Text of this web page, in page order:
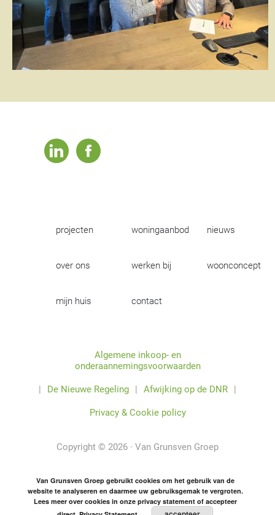
linkedinfacebook
projecten woningaanbod nieuws
over ons werken bij woonconcept
mijn huis contact
Algemene inkoop- en
onderaannemingsvoorwaarden
| De Nieuwe Regeling | Afwijking op de DNR |
Privacy & Cookie policy
Copyright © 2026 · Van Grunsven Groep
Van Grunsven Groep gebruikt cookies om het gebruik van de
website te analyseren en daarmee uw gebruiksgemak te vergroten.
Lees meer over cookies in onze privacy statement of accepteer